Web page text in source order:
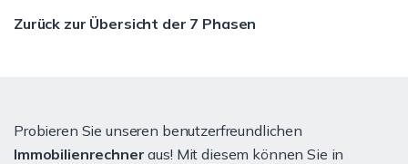
Zurück zur Übersicht der 7 Phasen
Probieren Sie unseren benutzerfreundlichen
Immobilienrechner aus! Mit diesem können Sie in